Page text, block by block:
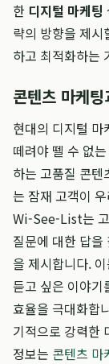
한 디지털 마케팅
략의 방향을 제시
하고 최적화하는
콘텐츠 마케
현대의 디지털
떼려야 뗄 수 없
하는 고품질 콘텐
는 잠재 고객이
Wi-See-List는
질문에 대한 답
을 제시합니다.
듣고 싶은 이야기
효율을 극대화합
기적으로 강력한
정보는 콘텐츠 마